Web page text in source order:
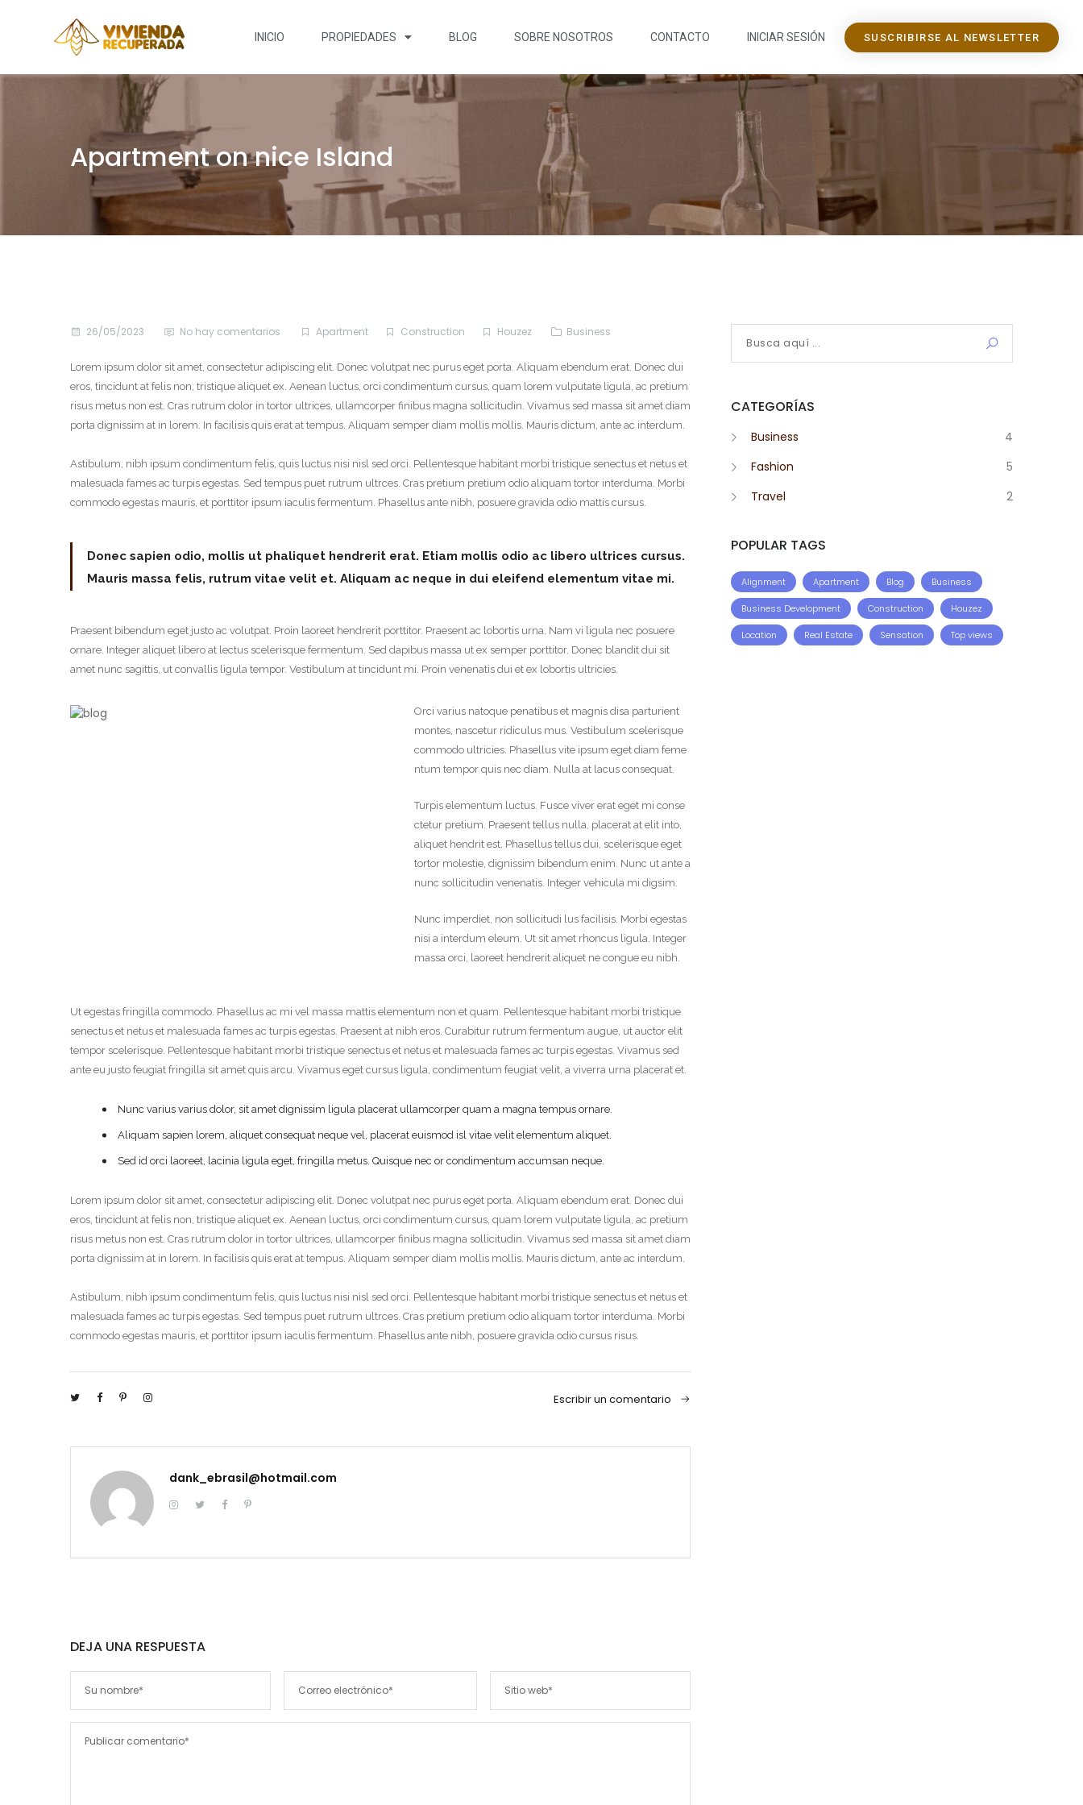
INICIO PROPIEDADES BLOG SOBRE NOSOTROS CONTACTO INICIAR SESIÓN SUSCRIBIRSE AL NEWSLETTER
Apartment on nice Island
26/05/2023 No hay comentarios Apartment Construction Houzez Business
Lorem ipsum dolor sit amet, consectetur adipiscing elit. Donec volutpat nec purus eget porta. Aliquam ebendum erat. Donec dui
eros, tincidunt at felis non, tristique aliquet ex. Aenean luctus, orci condimentum cursus, quam lorem vulputate ligula, ac pretium
risus metus non est. Cras rutrum dolor in tortor ultrices, ullamcorper finibus magna sollicitudin. Vivamus sed massa sit amet diam
porta dignissim at in lorem. In facilisis quis erat at tempus. Aliquam semper diam mollis mollis. Mauris dictum, ante ac interdum.
Astibulum, nibh ipsum condimentum felis, quis luctus nisi nisl sed orci. Pellentesque habitant morbi tristique senectus et netus et
malesuada fames ac turpis egestas. Sed tempus puet rutrum ultrces. Cras pretium pretium odio aliquam tortor interduma. Morbi
commodo egestas mauris, et porttitor ipsum iaculis fermentum. Phasellus ante nibh, posuere gravida odio mattis cursus.
Donec sapien odio, mollis ut phaliquet hendrerit erat. Etiam mollis odio ac libero ultrices cursus.
Mauris massa felis, rutrum vitae velit et. Aliquam ac neque in dui eleifend elementum vitae mi.
Praesent bibendum eget justo ac volutpat. Proin laoreet hendrerit porttitor. Praesent ac lobortis urna. Nam vi ligula nec posuere
ornare. Integer aliquet libero at lectus scelerisque fermentum. Sed dapibus massa ut ex semper porttitor. Donec blandit dui sit
amet nunc sagittis, ut convallis ligula tempor. Vestibulum at tincidunt mi. Proin venenatis dui et ex lobortis ultricies.
Orci varius natoque penatibus et magnis disa parturient
montes, nascetur ridiculus mus. Vestibulum scelerisque
commodo ultricies. Phasellus vite ipsum eget diam feme
ntum tempor quis nec diam. Nulla at lacus consequat.
Turpis elementum luctus. Fusce viver erat eget mi conse
ctetur pretium. Praesent tellus nulla, placerat at elit into,
aliquet hendrit est. Phasellus tellus dui, scelerisque eget
tortor molestie, dignissim bibendum enim. Nunc ut ante a
nunc sollicitudin venenatis. Integer vehicula mi digsim.
Nunc imperdiet, non sollicitudi lus facilisis. Morbi egestas
nisi a interdum eleum. Ut sit amet rhoncus ligula. Integer
massa orci, laoreet hendrerit aliquet ne congue eu nibh.
Ut egestas fringilla commodo. Phasellus ac mi vel massa mattis elementum non et quam. Pellentesque habitant morbi tristique
senectus et netus et malesuada fames ac turpis egestas. Praesent at nibh eros. Curabitur rutrum fermentum augue, ut auctor elit
tempor scelerisque. Pellentesque habitant morbi tristique senectus et netus et malesuada fames ac turpis egestas. Vivamus sed
ante eu justo feugiat fringilla sit amet quis arcu. Vivamus eget cursus ligula, condimentum feugiat velit, a viverra urna placerat et.
Nunc varius varius dolor, sit amet dignissim ligula placerat ullamcorper quam a magna tempus ornare.
Aliquam sapien lorem, aliquet consequat neque vel, placerat euismod isl vitae velit elementum aliquet.
Sed id orci laoreet, lacinia ligula eget, fringilla metus. Quisque nec or condimentum accumsan neque.
Lorem ipsum dolor sit amet, consectetur adipiscing elit. Donec volutpat nec purus eget porta. Aliquam ebendum erat. Donec dui
eros, tincidunt at felis non, tristique aliquet ex. Aenean luctus, orci condimentum cursus, quam lorem vulputate ligula, ac pretium
risus metus non est. Cras rutrum dolor in tortor ultrices, ullamcorper finibus magna sollicitudin. Vivamus sed massa sit amet diam
porta dignissim at in lorem. In facilisis quis erat at tempus. Aliquam semper diam mollis mollis. Mauris dictum, ante ac interdum.
Astibulum, nibh ipsum condimentum felis, quis luctus nisi nisl sed orci. Pellentesque habitant morbi tristique senectus et netus et
malesuada fames ac turpis egestas. Sed tempus puet rutrum ultrces. Cras pretium pretium odio aliquam tortor interduma. Morbi
commodo egestas mauris, et porttitor ipsum iaculis fermentum. Phasellus ante nibh, posuere gravida odio cursus risus.
Escribir un comentario
dank_ebrasil@hotmail.com
DEJA UNA RESPUESTA
CATEGORÍAS
Business
4
Fashion
5
Travel
2
POPULAR TAGS
Alignment Apartment Blog Business
Business Development Construction Houzez
Location Real Estate Sensation Top views
¿Has olvidado tu contraseña?